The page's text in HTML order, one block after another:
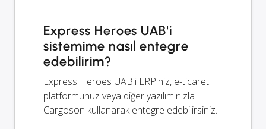
Express Heroes UAB'i
sistemime nasıl entegre
edebilirim?
Express Heroes UAB'i ERP'niz, e-ticaret
platformunuz veya diğer yazılımınızla
Cargoson kullanarak entegre edebilirsiniz.